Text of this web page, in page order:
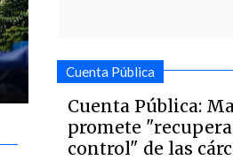
Cuenta Pública
Cuenta Pública:
promete
control" de las